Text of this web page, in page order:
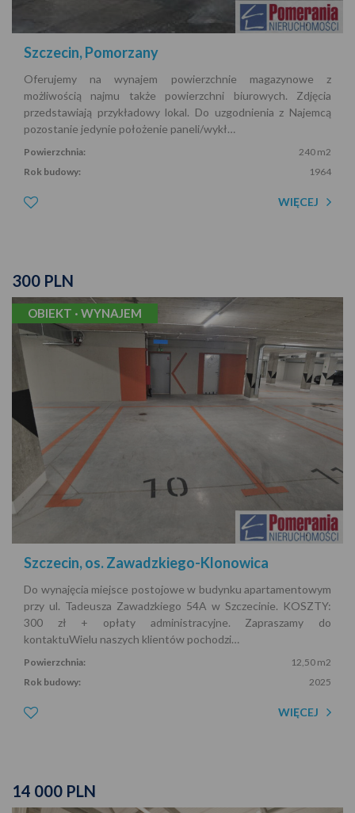
Szczecin, Pomorzany
Oferujemy na wynajem powierzchnie magazynowe z
możliwością najmu także powierzchni biurowych. Zdjęcia
przedstawiają przykładowy lokal. Do uzgodnienia z Najemcą
pozostanie jedynie położenie paneli/wykł…
Powierzchnia:
240 m2
Rok budowy:
1964
WIĘCEJ
300 PLN
OBIEKT · WYNAJEM
Szczecin, os. Zawadzkiego-Klonowica
Do wynajęcia miejsce postojowe w budynku apartamentowym
przy ul. Tadeusza Zawadzkiego 54A w Szczecinie. KOSZTY:
300 zł + opłaty administracyjne. Zapraszamy do
kontaktuWielu naszych klientów pochodzi…
Powierzchnia:
12,50 m2
Rok budowy:
2025
WIĘCEJ
14 000 PLN